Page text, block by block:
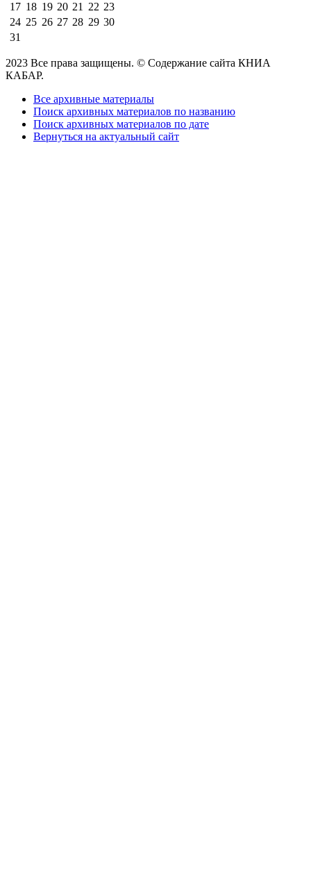
17 18 19 20 21 22 23
24 25 26 27 28 29 30
31
2023 Все права защищены. © Содержание сайта КНИА
КАБАР.
Все архивные материалы
Поиск архивных материалов по названию
Поиск архивных материалов по дате
Вернуться на актуальный сайт